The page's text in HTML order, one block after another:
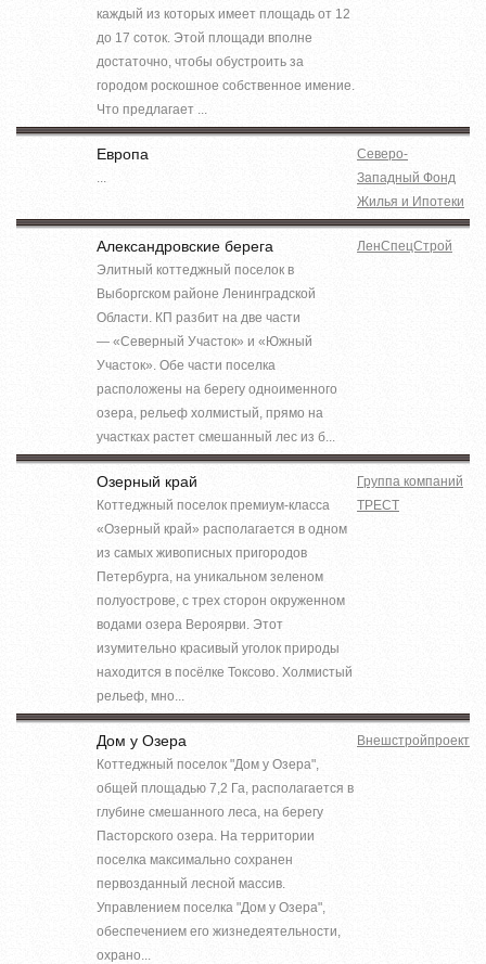
каждый из которых имеет площадь от 12
до 17 соток. Этой площади вполне
достаточно, чтобы обустроить за
городом роскошное собственное имение.
Что предлагает ...
Европа
Северо-
Западный Фонд
Жилья и Ипотеки
Александровские берега
Элитный коттеджный поселок в
Выборгском районе Ленинградской
Области. КП разбит на две части
— «Северный Участок» и «Южный
Участок». Обе части поселка
расположены на берегу одноименного
озера, рельеф холмистый, прямо на
участках растет смешанный лес из б...
ЛенСпецСтрой
Озерный край
Коттеджный поселок премиум-класса
«Озерный край» располагается в одном
из самых живописных пригородов
Петербурга, на уникальном зеленом
полуострове, с трех сторон окруженном
водами озера Вероярви. Этот
изумительно красивый уголок природы
находится в посёлке Токсово. Холмистый
рельеф, мно...
Группа компаний
ТРЕСТ
Дом у Озера
Коттеджный поселок "Дом у Озера",
общей площадью 7,2 Га, располагается в
глубине смешанного леса, на берегу
Пасторского озера. На территории
поселка максимально сохранен
первозданный лесной массив.
Управлением поселка "Дом у Озера",
обеспечением его жизнедеятельности,
охрано...
Внешстройпроект